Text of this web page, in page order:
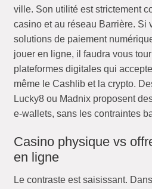
ville. Son utilité est strictement
casino et au réseau Barrière. Si
solutions de paiement
jouer en ligne, il faudra vous
plateformes digitales qui
même le Cashlib et la crypto.
Lucky8 ou Madnix proposent
e-wallets, sans les contraintes
Casino physique vs
en ligne
Le contraste est saisissant.